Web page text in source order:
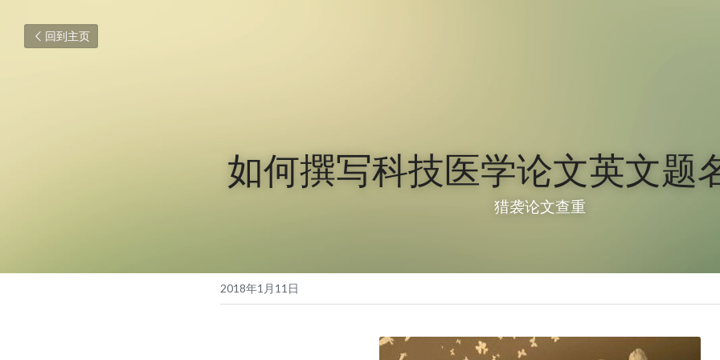
回到主页
如何撰写科技医学论文英文题
猎袭论文查重
2018年1月11日